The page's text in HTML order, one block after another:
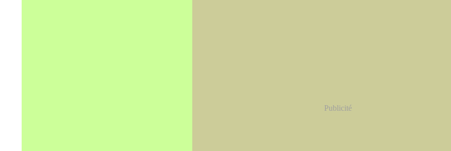
Publicité